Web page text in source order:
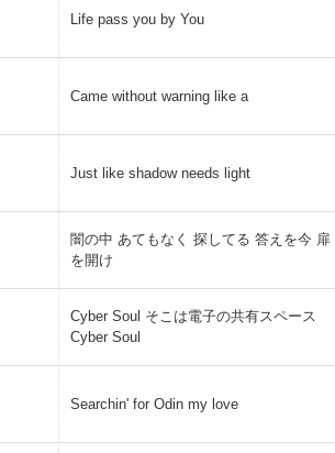
Life pass you by You
Came without warning like a
Just like shadow needs light
闇の中 あてもなく 探してる 答えを今 扉
を開け
Cyber Soul そこは電子の共有スペース
Cyber Soul
Searchin' for Odin my love